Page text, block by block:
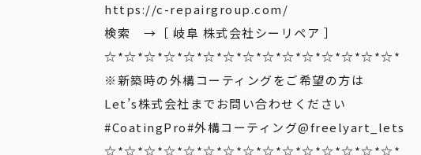
https://c-repairgroup.com/
検索 →［ 岐阜 株式会社シーリペア ］
☆*☆*☆*☆*☆*☆*☆*☆*☆*☆*☆*☆*☆*☆*☆*
※新築時の外構コーティングをご希望の方は
Let’s株式会社までお問い合わせください
#CoatingPro#外構コーティング@freelyart_lets
☆*☆*☆*☆*☆*☆*☆*☆*☆*☆*☆*☆*☆*☆*☆*